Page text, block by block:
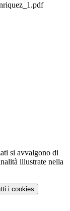
si avvalgono di
illustrate nella
i cookies